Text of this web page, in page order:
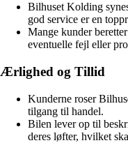
Bilhuset Kolding
god service er en
Mange kunder
eventuelle fejl eller
Ærlighed og Tillid
Kunderne roser
tilgang til handel.
Bilen lever op til
deres løfter, hvilket